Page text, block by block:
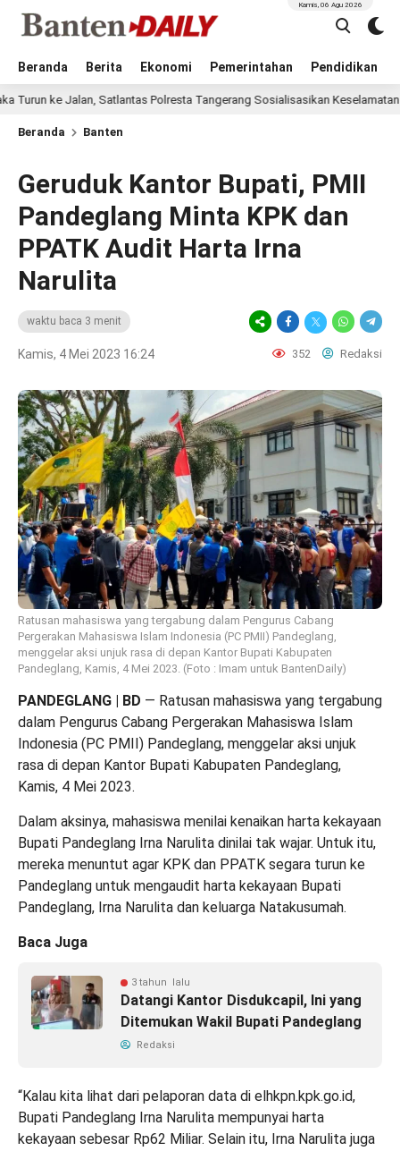
Beranda Berita Ekonomi Pemerintahan Pendidikan
Kamis, 06 Agu 2026
Satlantas Polresta Tangerang Sosialisasikan Keselamatan Berkendara
Beranda Banten
Geruduk Kantor Bupati, PMII
Pandeglang Minta KPK dan
PPATK Audit Harta Irna
Narulita
waktu baca 3 menit
Kamis, 4 Mei 2023 16:24 352 Redaksi
Ratusan mahasiswa yang tergabung dalam Pengurus Cabang
Pergerakan Mahasiswa Islam Indonesia (PC PMII) Pandeglang,
menggelar aksi unjuk rasa di depan Kantor Bupati Kabupaten
Pandeglang, Kamis, 4 Mei 2023. (Foto : Imam untuk BantenDaily)
PANDEGLANG | BD — Ratusan mahasiswa yang tergabung
dalam Pengurus Cabang Pergerakan Mahasiswa Islam
Indonesia (PC PMII) Pandeglang, menggelar aksi unjuk
rasa di depan Kantor Bupati Kabupaten Pandeglang,
Kamis, 4 Mei 2023.
Dalam aksinya, mahasiswa menilai kenaikan harta kekayaan
Bupati Pandeglang Irna Narulita dinilai tak wajar. Untuk itu,
mereka menuntut agar KPK dan PPATK segara turun ke
Pandeglang untuk mengaudit harta kekayaan Bupati
Pandeglang, Irna Narulita dan keluarga Natakusumah.
Baca Juga
3 tahun lalu
Datangi Kantor Disdukcapil, Ini yang
Ditemukan Wakil Bupati Pandeglang
Redaksi
“Kalau kita lihat dari pelaporan data di elhkpn.kpk.go.id,
Bupati Pandeglang Irna Narulita mempunyai harta
kekayaan sebesar Rp62 Miliar. Selain itu, Irna Narulita juga